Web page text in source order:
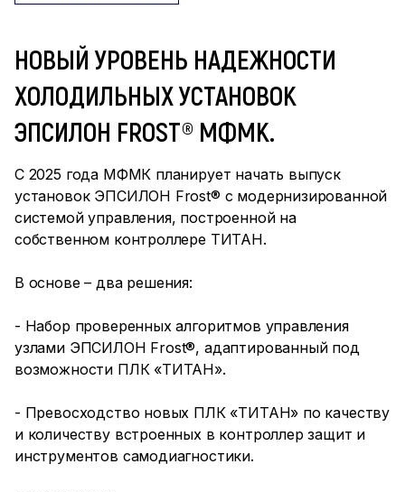
НОВЫЙ УРОВЕНЬ НАДЕЖНОСТИ
ХОЛОДИЛЬНЫХ УСТАНОВОК
ЭПСИЛОН FROST® МФМК.
С 2025 года МФМК планирует начать выпуск
установок ЭПСИЛОН Frost® с модернизированной
системой управления, построенной на
собственном контроллере ТИТАН.
В основе – два решения:
- Набор проверенных алгоритмов управления
узлами ЭПСИЛОН Frost®, адаптированный под
возможности ПЛК «ТИТАН».
- Превосходство новых ПЛК «ТИТАН» по качеству
и количеству встроенных в контроллер защит и
инструментов самодиагностики.